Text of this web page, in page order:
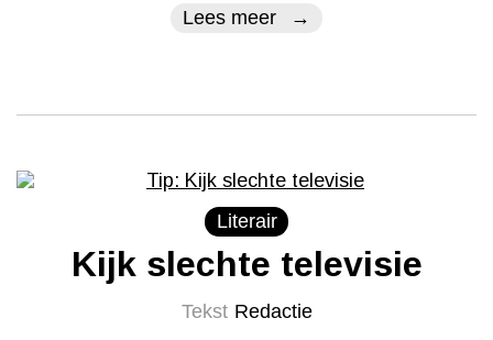
Lees meer
Literair
Kijk slechte televisie
Tekst Redactie